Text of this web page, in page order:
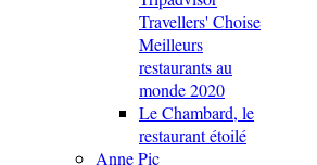
Travellers' Choise
Meilleurs
restaurants au
monde 2020
Le Chambard, le
restaurant étoilé
Anne Pic